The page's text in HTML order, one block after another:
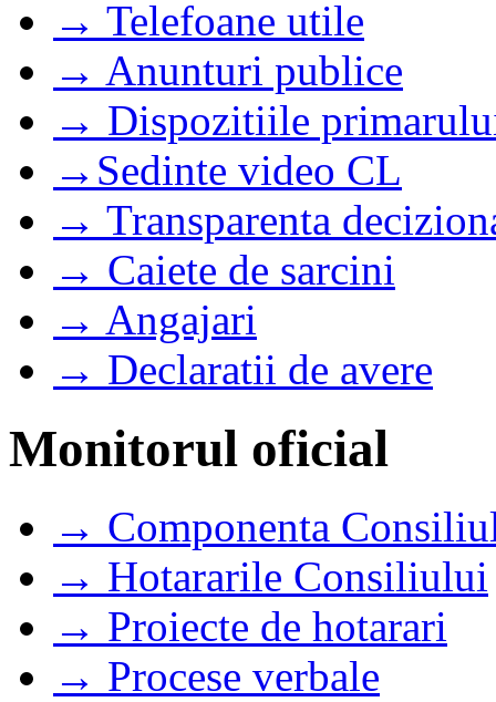
→ Telefoane utile
→ Anunturi publice
→ Dispozitiile
→Sedinte video CL
→ Transparenta
→ Caiete de sarcini
→ Angajari
→ Declaratii de avere
Monitorul oficial
→ Componenta
→ Hotararile Consiliului
→ Proiecte de hotarari
→ Procese verbale